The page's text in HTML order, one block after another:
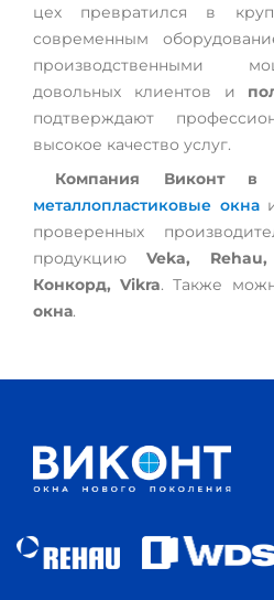
цех превратился в
современным
производственными
довольных клиентов и
подтверждают
высокое качество услуг.
Компания Виконт в
металлопластиковые окнаи
проверенных
продукцию Veka,
Конкорд, Vikra. Также
окна.